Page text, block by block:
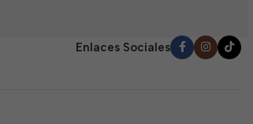
Enlaces Sociales